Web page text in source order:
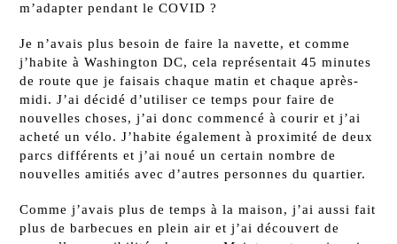
m’adapter pendant le COVID ?
Je n’avais plus besoin de faire la navette, et comme
j’habite à Washington DC, cela représentait 45 minutes
de route que je faisais chaque matin et chaque après-
midi. J’ai décidé d’utiliser ce temps pour faire de
nouvelles choses, j’ai donc commencé à courir et j’ai
acheté un vélo. J’habite également à proximité de deux
parcs différents et j’ai noué un certain nombre de
nouvelles amitiés avec d’autres personnes du quartier.
Comme j’avais plus de temps à la maison, j’ai aussi fait
plus de barbecues en plein air et j’ai découvert de